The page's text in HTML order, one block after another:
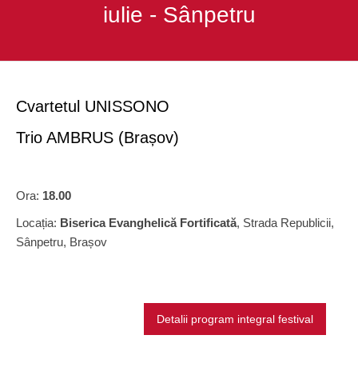
iulie - Sânpetru
Cvartetul UNISSONO
Trio AMBRUS (Brașov)
Ora: 18.00
Locația: Biserica Evanghelică Fortificată, Strada Republicii,
Sânpetru, Brașov
Detalii program integral festival